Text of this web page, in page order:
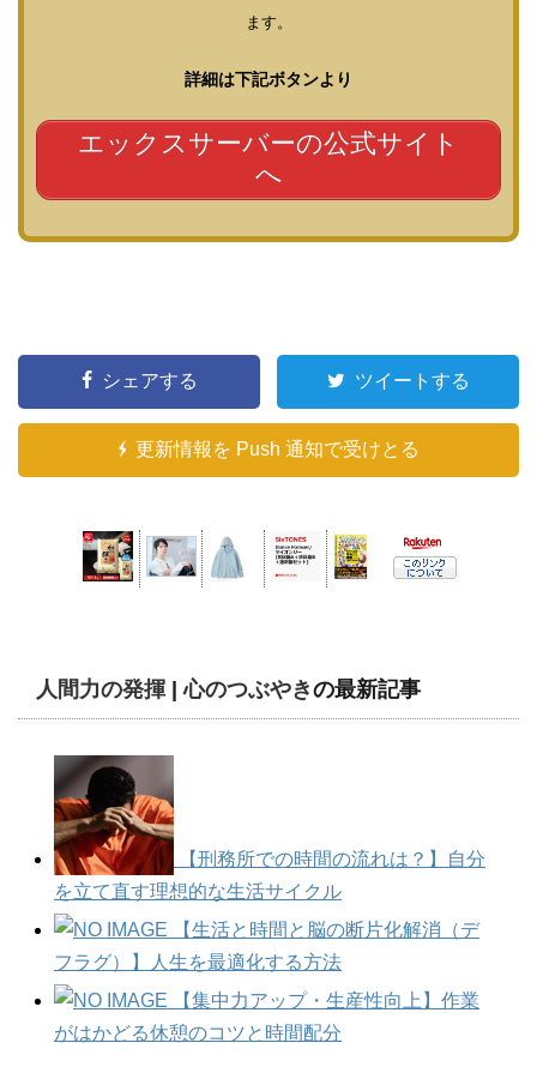
ます。
詳細は下記ボタンより
エックスサーバーの公式サイト
へ
シェアする ツイートする
更新情報を Push 通知で受けとる
人間力の発揮 |心のつぶやきの最新記事
【刑務所での時間の流れは？】自分
を立て直す理想的な生活サイクル
【生活と時間と脳の断片化解消（デ
フラグ）】人生を最適化する方法
【集中力アップ・生産性向上】作業
がはかどる休憩のコツと時間配分